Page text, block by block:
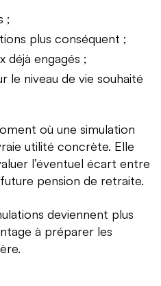
;
plus conséquent ;
déjà engagés ;
le niveau de vie souhaité
où une simulation
utilité concrète. Elle
l’éventuel écart entre
pension de retraite.
deviennent plus
à préparer les